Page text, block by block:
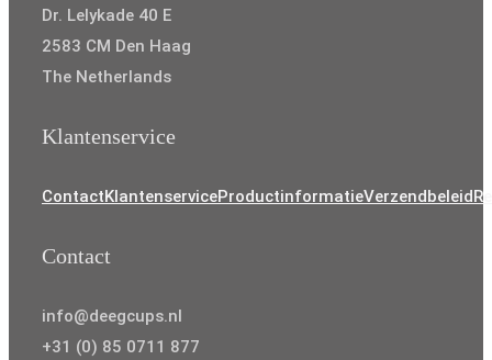
Dr. Lelykade 40 E
2583 CM Den Haag
The Netherlands
Klantenservice
ContactKlantenserviceProductinformatieVerzendbeleid
Contact
info@deegcups.nl
+31 (0) 85 0711 877